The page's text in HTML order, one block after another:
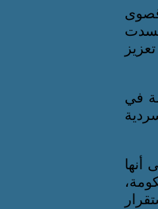
قصوى
في
أنها
وبرنامج عمل الحكومة،